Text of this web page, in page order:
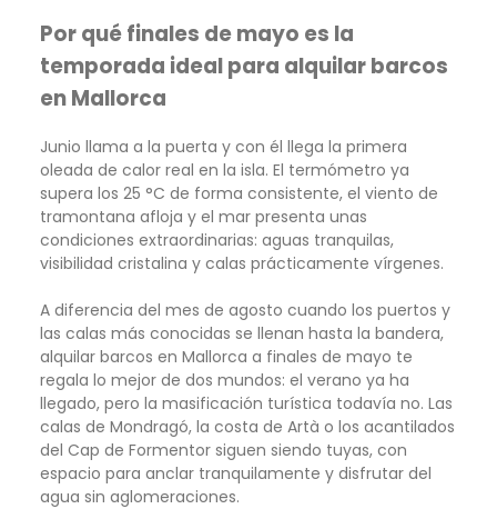
Por qué finales de mayo es la
temporada ideal para alquilar barcos
en Mallorca
Junio llama a la puerta y con él llega la primera
oleada de calor real en la isla. El termómetro ya
supera los 25 °C de forma consistente, el viento de
tramontana afloja y el mar presenta unas
condiciones extraordinarias: aguas tranquilas,
visibilidad cristalina y calas prácticamente vírgenes.
A diferencia del mes de agosto cuando los puertos y
las calas más conocidas se llenan hasta la bandera,
alquilar barcos en Mallorca a finales de mayo te
regala lo mejor de dos mundos: el verano ya ha
llegado, pero la masificación turística todavía no. Las
calas de Mondragó, la costa de Artà o los acantilados
del Cap de Formentor siguen siendo tuyas, con
espacio para anclar tranquilamente y disfrutar del
agua sin aglomeraciones.